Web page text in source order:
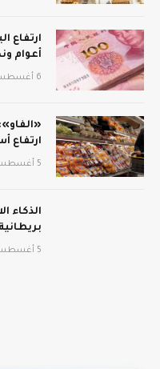
أعوام
6 أغسطس، 2026
ارتفاع
5 أغسطس، 2026
الذكاء
5 أغسطس، 2026